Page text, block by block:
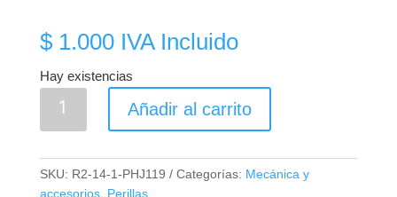
$1.000 IVA Incluido
Hay existencias
Perilla
cantidad
Añadir al carrito
SKU: R2-14-1-PHJ119 Categorías: Mecánica y
accesorios, Perillas